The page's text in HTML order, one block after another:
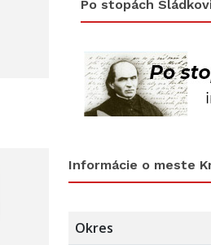
Po stopách
Informácie o meste
Okres